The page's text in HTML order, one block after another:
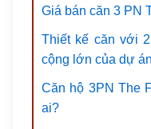
Giá bán căn 3 PN
Thiết kế căn với
cộng lớn của dự án
Căn hộ 3PN The
ai?